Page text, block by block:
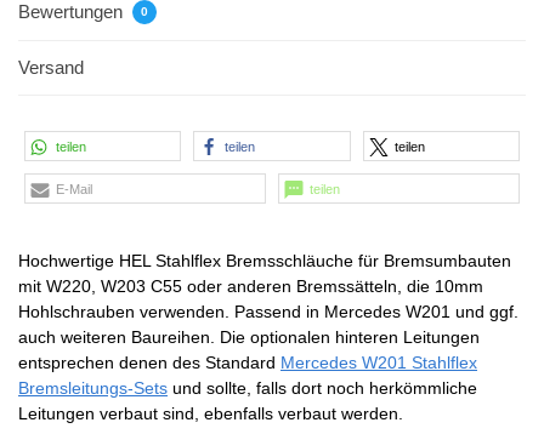
Bewertungen 0
Versand
teilen teilen teilen
E-Mail teilen
Hochwertige HEL Stahlflex Bremsschläuche für Bremsumbauten
mit W220, W203 C55 oder anderen Bremssätteln, die 10mm
Hohlschrauben verwenden. Passend in Mercedes W201 und ggf.
auch weiteren Baureihen. Die optionalen hinteren Leitungen
entsprechen denen des Standard Mercedes W201 Stahlflex
Bremsleitungs-Sets und sollte, falls dort noch herkömmliche
Leitungen verbaut sind, ebenfalls verbaut werden.